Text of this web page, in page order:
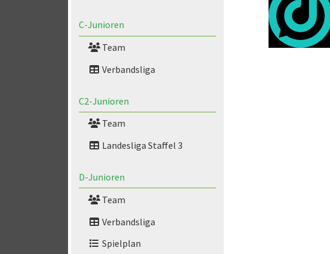
C-Junioren
Team
Verbandsliga
C2-Junioren
Team
Landesliga Staffel 3
D-Junioren
Team
Verbandsliga
Spielplan